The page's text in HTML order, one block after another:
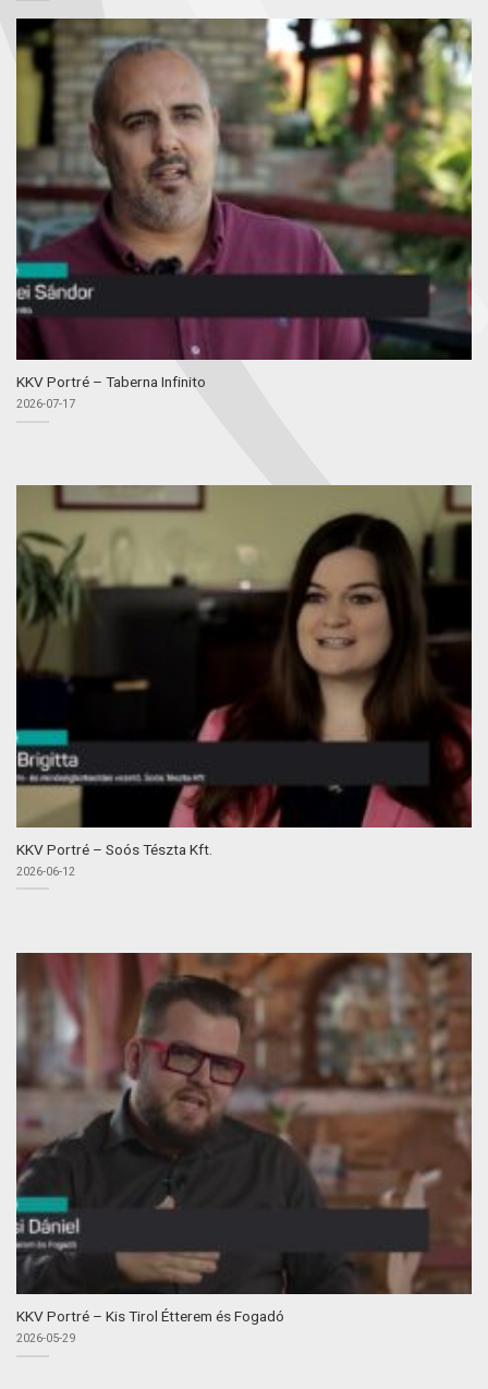
KKV Portré – Taberna Infinito
2026-07-17
KKV Portré – Soós Tészta Kft.
2026-06-12
KKV Portré – Kis Tirol Étterem és Fogadó
2026-05-29